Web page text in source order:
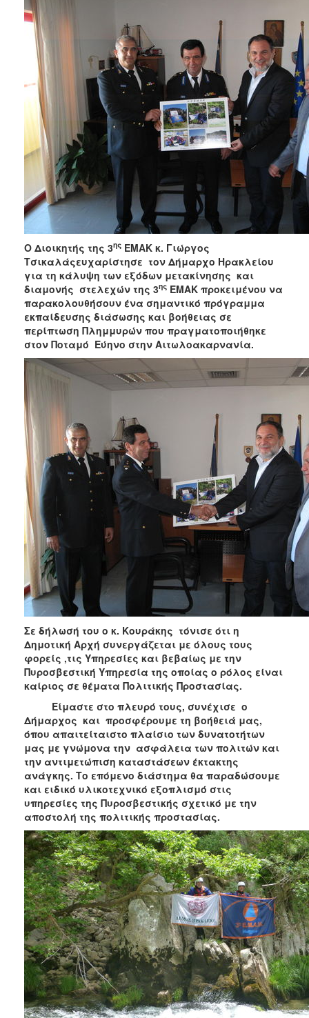
ΤΟΠΟΣ
ΠΟΛΙΤΙΣΜΟΣ
ΑΝΘΕΚΤΙΚΗ
Ο Διοικητής της 3ης ΕΜΑΚ κ. Γιώργος
Τσικαλάςευχαρίστησε τον Δήμαρχο Ηρακλείου
για τη κάλυψη των εξόδων μετακίνησης και
διαμονής στελεχών της 3ης ΕΜΑΚ προκειμένου να
παρακολουθήσουν ένα σημαντικό πρόγραμμα
εκπαίδευσης διάσωσης και βοήθειας σε
περίπτωση Πλημμυρών που πραγματοποιήθηκε
στον Ποταμό Εύηνο στην Αιτωλοακαρνανία.
Σε δήλωσή του ο κ. Κουράκης τόνισε ότι η
Δημοτική Αρχή συνεργάζεται με όλους τους
φορείς ,τις Υπηρεσίες και βεβαίως με την
Πυροσβεστική Υπηρεσία της οποίας ο ρόλος είναι
καίριος σε θέματα Πολιτικής Προστασίας.
Είμαστε στο πλευρό τους, συνέχισε ο
Δήμαρχος και προσφέρουμε τη βοήθειά μας,
όπου απαιτείταιστο πλαίσιο των δυνατοτήτων
μας με γνώμονα την ασφάλεια των πολιτών και
την αντιμετώπιση καταστάσεων έκτακτης
ανάγκης. Το επόμενο διάστημα θα παραδώσουμε
και ειδικό υλικοτεχνικό εξοπλισμό στις
υπηρεσίες της Πυροσβεστικής σχετικό με την
αποστολή της πολιτικής προστασίας.